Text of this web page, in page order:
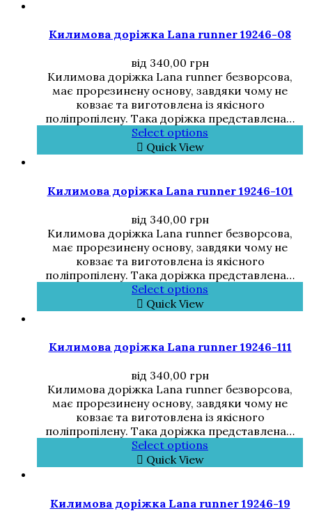
Килимова доріжка Lana runner 19246-08
від 340,00 грн
Килимова доріжка Lana runner безворсова,
має прорезинену основу, завдяки чому не
ковзає та виготовлена із якісного
поліпропілену. Така доріжка представлена…
Select options
Quick View
Килимова доріжка Lana runner 19246-101
від 340,00 грн
Килимова доріжка Lana runner безворсова,
має прорезинену основу, завдяки чому не
ковзає та виготовлена із якісного
поліпропілену. Така доріжка представлена…
Select options
Quick View
Килимова доріжка Lana runner 19246-111
від 340,00 грн
Килимова доріжка Lana runner безворсова,
має прорезинену основу, завдяки чому не
ковзає та виготовлена із якісного
поліпропілену. Така доріжка представлена…
Select options
Quick View
Килимова доріжка Lana runner 19246-19